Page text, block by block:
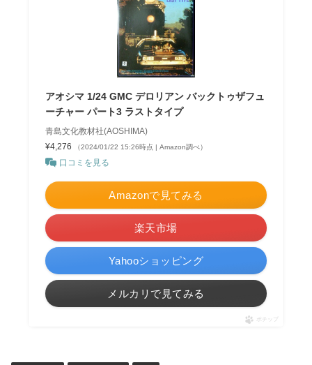
アオシマ 1/24 GMC デロリアン バックトゥザフュ
ーチャー パート3 ラストタイプ
青島文化教材社(AOSHIMA)
¥4,276
（2024/01/22 15:26時点 | Amazon調べ）
口コミを見る
Amazonで見てみる
楽天市場
Yahooショッピング
メルカリで見てみる
ポチップ